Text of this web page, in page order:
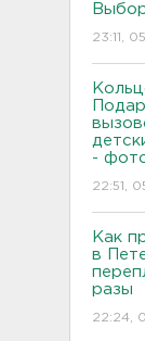
23:11,
-
22:51,
Как
в
разы
22:24,